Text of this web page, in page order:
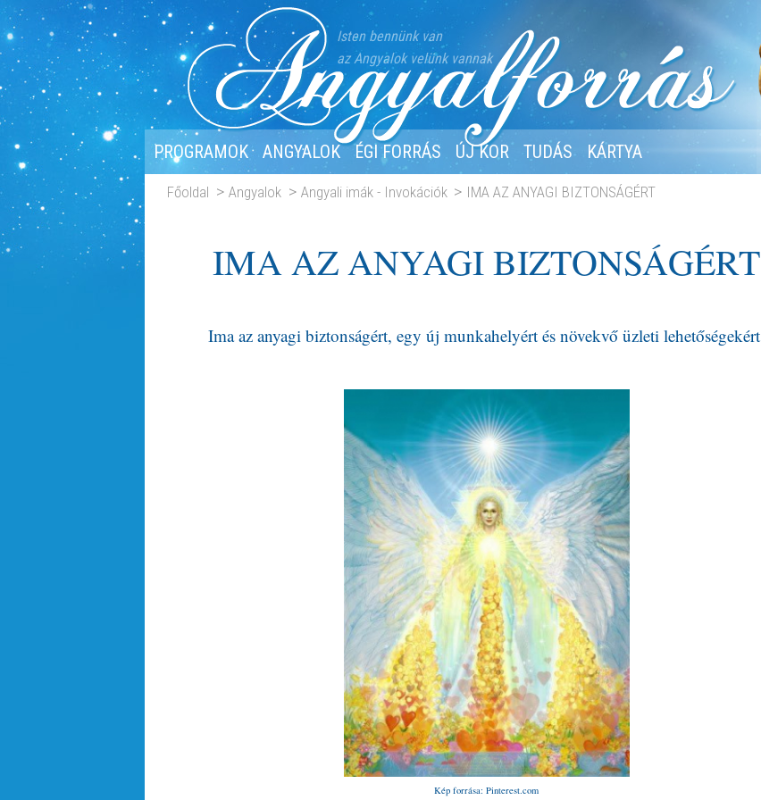
Isten bennünk van
az Angyalok velünk vannak
PROGRAMOK ANGYALOK ÉGI FORRÁS ÚJ KOR TUDÁS KÁRTYA
Főoldal Angyalok Angyali imák - Invokációk IMA AZ ANYAGI BIZTONSÁGÉRT
IMA AZ ANYAGI BIZTONSÁGÉRT
Ima az anyagi biztonságért, egy új munkahelyért és növekvő üzleti lehetőségekért
Kép forrása: Pinterest.com